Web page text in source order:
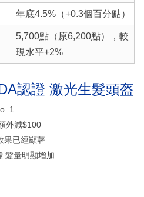
年底4.5%（+0.3個百分點）
5,700點（原6,200點），較
現水平+2%
認證 激光生髮頭盔
1
外減$100
果已經顯著
髮量明顯增加